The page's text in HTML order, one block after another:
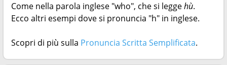
Come nella parola inglese "who", che si leggehù.
Ecco altri esempi dove si pronuncia "h" in inglese.
Scopri di più sulla Pronuncia Scritta Semplificata.